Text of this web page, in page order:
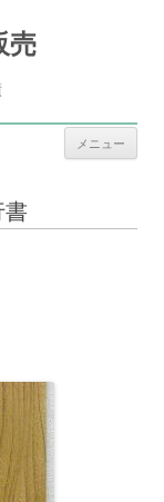
売
メニュー